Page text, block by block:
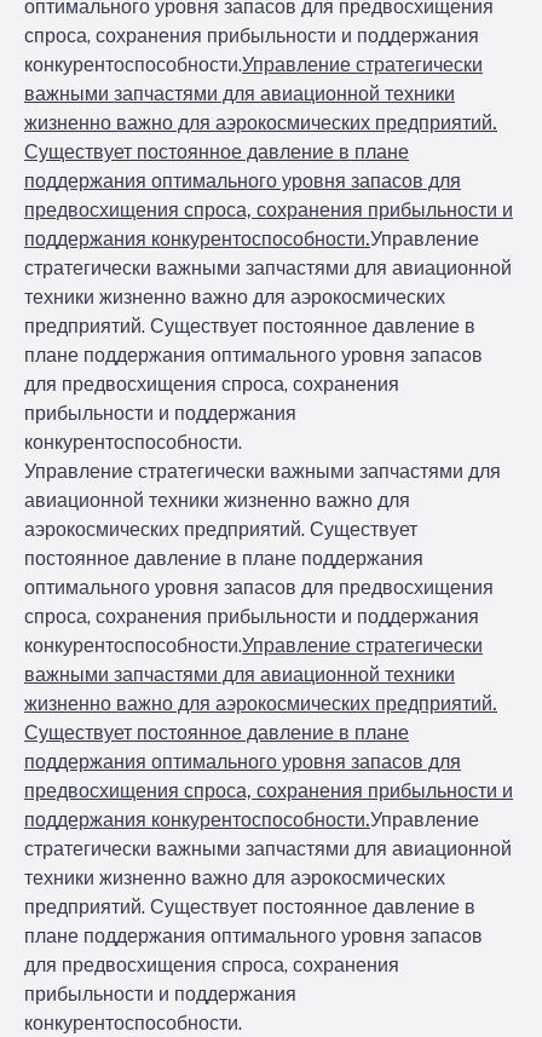
оптимального уровня запасов для предвосхищения
спроса, сохранения прибыльности и поддержания
конкурентоспособности.Управление стратегически
важными запчастями для авиационной техники
жизненно важно для аэрокосмических предприятий.
Существует постоянное давление в плане
поддержания оптимального уровня запасов для
предвосхищения спроса, сохранения прибыльности и
поддержания конкурентоспособности.Управление
стратегически важными запчастями для авиационной
техники жизненно важно для аэрокосмических
предприятий. Существует постоянное давление в
плане поддержания оптимального уровня запасов
для предвосхищения спроса, сохранения
прибыльности и поддержания
конкурентоспособности.
Управление стратегически важными запчастями для
авиационной техники жизненно важно для
аэрокосмических предприятий. Существует
постоянное давление в плане поддержания
оптимального уровня запасов для предвосхищения
спроса, сохранения прибыльности и поддержания
конкурентоспособности.Управление стратегически
важными запчастями для авиационной техники
жизненно важно для аэрокосмических предприятий.
Существует постоянное давление в плане
поддержания оптимального уровня запасов для
предвосхищения спроса, сохранения прибыльности и
поддержания конкурентоспособности.Управление
стратегически важными запчастями для авиационной
техники жизненно важно для аэрокосмических
предприятий. Существует постоянное давление в
плане поддержания оптимального уровня запасов
для предвосхищения спроса, сохранения
прибыльности и поддержания
конкурентоспособности.